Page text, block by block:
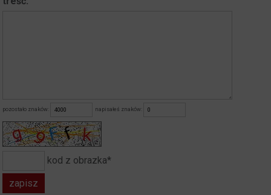
pozostało znaków: napisałeś znaków:
kod z obrazka*